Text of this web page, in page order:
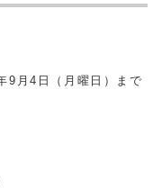
9月4日（月曜日）まで